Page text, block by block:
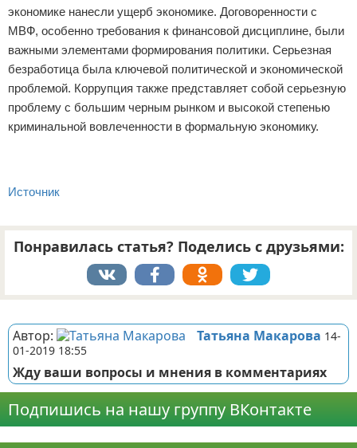
экономике нанесли ущерб экономике. Договоренности с
МВФ, особенно требования к финансовой дисциплине, были
важными элементами формирования политики. Серьезная
безработица была ключевой политической и экономической
проблемой. Коррупция также представляет собой серьезную
проблему с большим черным рынком и высокой степенью
криминальной вовлеченности в формальную экономику.
Источник
Понравилась статья? Поделись с друзьями:
Автор: Татьяна Макарова 14-
01-2019 18:55
Жду ваши вопросы и мнения в комментариях
Подпишись на нашу группу ВКонтакте